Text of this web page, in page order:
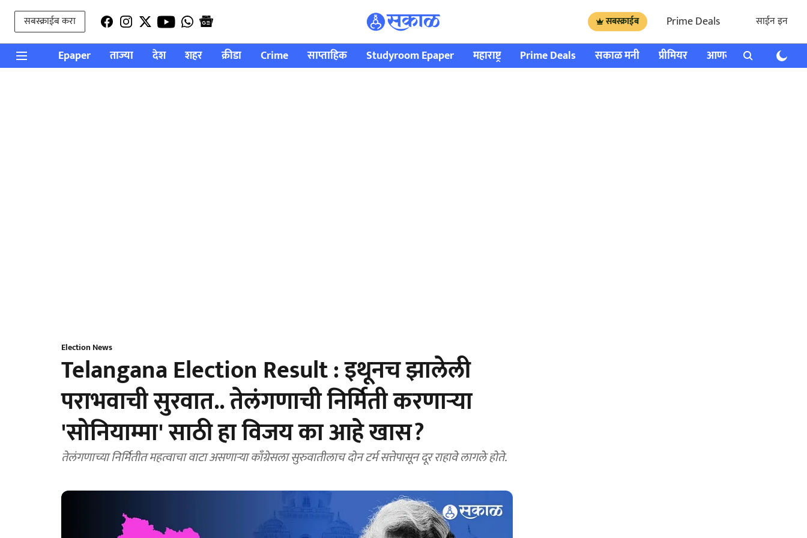
सबस्क्राईब करा सबस्क्राईब Prime Deals साईन इन
Epaper ताज्या देश शहर क्रीडा Crime साप्ताहिक Studyroom Epaper महाराष्ट्र Prime Deals सकाळ मनी प्रीमियर आणखी राशी भविष्य
Election News
Telangana Election Result : इथूनच झालेली
पराभवाची सुरवात.. तेलंगणाची निर्मिती करणाऱ्या
'सोनियाम्मा' साठी हा विजय का आहे खास?
तेलंगणाच्या निर्मितीत महत्वाचा वाटा असणाऱ्या काँग्रेसला सुरुवातीलाच दोन टर्म सत्तेपासून दूर राहावे लागले होते.